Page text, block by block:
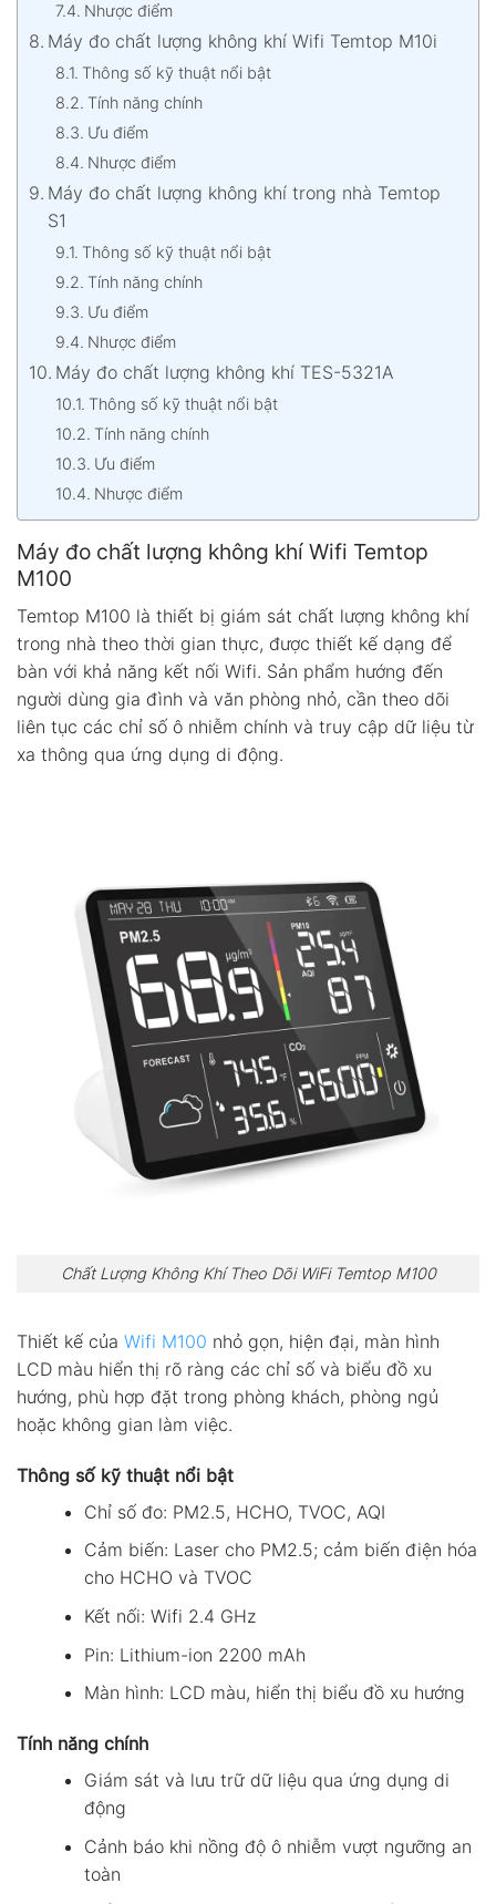
Nhược điểm
Máy đo chất lượng không khí Wifi Temtop M10i
Thông số kỹ thuật nổi bật
Tính năng chính
Ưu điểm
Nhược điểm
Máy đo chất lượng không khí trong nhà Temtop
S1
Thông số kỹ thuật nổi bật
Tính năng chính
Ưu điểm
Nhược điểm
Máy đo chất lượng không khí TES-5321A
Thông số kỹ thuật nổi bật
Tính năng chính
Ưu điểm
Nhược điểm
Máy đo chất lượng không khí Wifi Temtop
M100
Temtop M100 là thiết bị giám sát chất lượng không khí
trong nhà theo thời gian thực, được thiết kế dạng để
bàn với khả năng kết nối Wifi. Sản phẩm hướng đến
người dùng gia đình và văn phòng nhỏ, cần theo dõi
liên tục các chỉ số ô nhiễm chính và truy cập dữ liệu từ
xa thông qua ứng dụng di động.
Chất Lượng Không Khí Theo Dõi WiFi Temtop M100
Thiết kế của Wifi M100 nhỏ gọn, hiện đại, màn hình
LCD màu hiển thị rõ ràng các chỉ số và biểu đồ xu
hướng, phù hợp đặt trong phòng khách, phòng ngủ
hoặc không gian làm việc.
Thông số kỹ thuật nổi bật
Chỉ số đo: PM2.5, HCHO, TVOC, AQI
Cảm biến: Laser cho PM2.5; cảm biến điện hóa
cho HCHO và TVOC
Kết nối: Wifi 2.4 GHz
Pin: Lithium-ion 2200 mAh
Màn hình: LCD màu, hiển thị biểu đồ xu hướng
Tính năng chính
Giám sát và lưu trữ dữ liệu qua ứng dụng di
động
Cảnh báo khi nồng độ ô nhiễm vượt ngưỡng an
toàn